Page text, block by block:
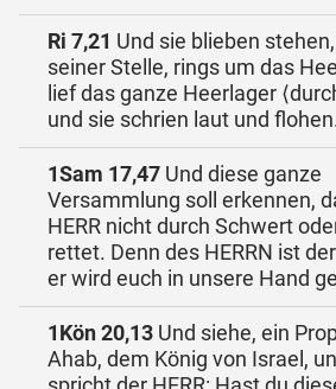
Ri 7,21 Und sie blieben
seiner Stelle, rings um das
lief das ganze Heerlager
und sie schrien laut und
1Sam 17,47 Und diese ganze
Versammlung soll erkennen,
HERR nicht durch Schwert
rettet. Denn des HERRN ist
er wird euch in unsere Hand
1Kön 20,13 Und siehe, ein
Ahab, dem König von Israel,